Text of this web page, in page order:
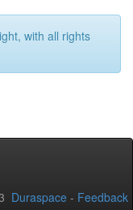
with all rights
Duraspace - Feedback